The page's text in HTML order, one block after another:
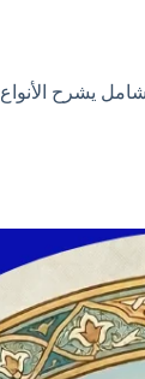
يشرح الأنواع